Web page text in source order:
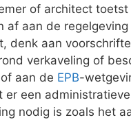
of architect
af aan de regelgeving
denk aan
verkaveling of
aan de EPB-
er een administratieve
nodig is zoals het